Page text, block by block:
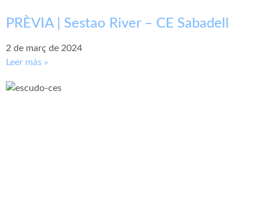
PRÈVIA | Sestao River – CE Sabadell
2 de març de 2024
Leer más »